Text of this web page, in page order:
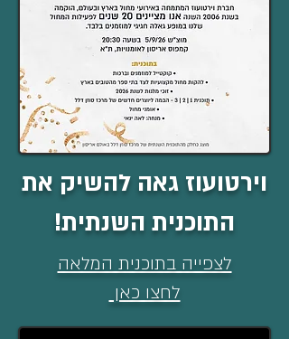
וירטועוז גאה להשיק את
התוכנית השנתית!
לצפייה בתוכנית המלאה
לחצו כאן